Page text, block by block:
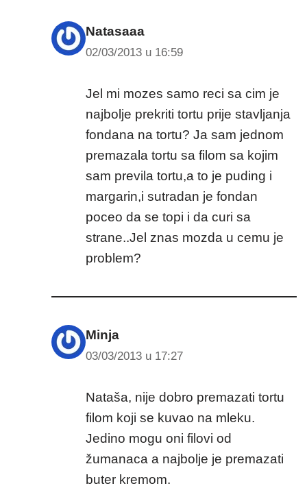
Natasaaa
02/03/2013 u 16:59
Jel mi mozes samo reci sa cim je
najbolje prekriti tortu prije stavljanja
fondana na tortu? Ja sam jednom
premazala tortu sa filom sa kojim
sam previla tortu,a to je puding i
margarin,i sutradan je fondan
poceo da se topi i da curi sa
strane..Jel znas mozda u cemu je
problem?
Minja
03/03/2013 u 17:27
Nataša, nije dobro premazati tortu
filom koji se kuvao na mleku.
Jedino mogu oni filovi od
žumanaca a najbolje je premazati
buter kremom.